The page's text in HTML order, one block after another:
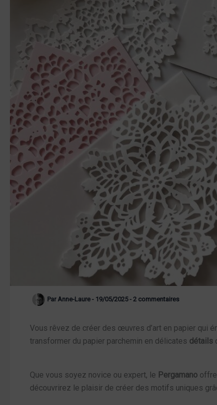
Par Anne-Laure- 19/05/2025- 2 commentaires
Vous rêvez de créer des œuvres d’art en papier qui
transformer du papier parchemin en délicates détails
Que vous soyez novice ou expert, le Pergamano
découvrirez le plaisir de créer des motifs uniques